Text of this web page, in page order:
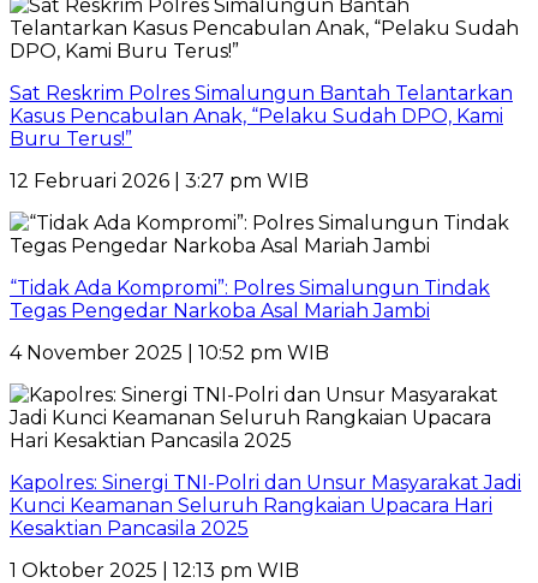
Sat Reskrim Polres Simalungun Bantah Telantarkan
Kasus Pencabulan Anak, “Pelaku Sudah DPO, Kami
Buru Terus!”
12 Februari 2026 | 3:27 pm WIB
“Tidak Ada Kompromi”: Polres Simalungun Tindak
Tegas Pengedar Narkoba Asal Mariah Jambi
4 November 2025 | 10:52 pm WIB
Kapolres: Sinergi TNI-Polri dan Unsur Masyarakat Jadi
Kunci Keamanan Seluruh Rangkaian Upacara Hari
Kesaktian Pancasila 2025
1 Oktober 2025 | 12:13 pm WIB